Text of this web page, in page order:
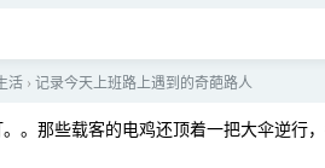
活 › 记录今天上班路上遇到的奇葩路人
。那些载客的电鸡还顶着一把大伞逆行